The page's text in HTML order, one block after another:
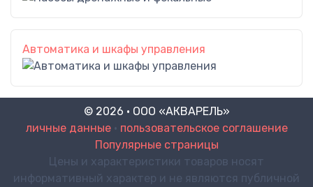
Автоматика и шкафы управления
© 2026 · ООО «АКВАРЕЛЬ»
личные данные• пользовательское соглашение
Популярные страницы
Цены и характеристики товаров носят
информативный характер и не являются публичной